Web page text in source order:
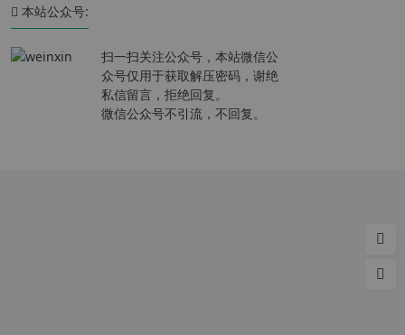
本站公众号:
扫一扫关注公众号，本站微信公
众号仅用于获取解压密码，谢绝
私信留言，拒绝回复。
微信公众号不引流，不回复。